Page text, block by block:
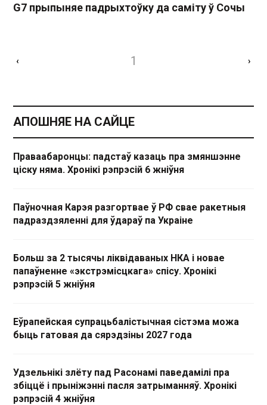
G7 прыпыняе падрыхтоўку да саміту ў Сочы
‹ 1 ›
АПОШНЯЕ НА САЙЦЕ
Праваабаронцы: падстаў казаць пра змяншэнне
ціску няма. Хронікі рэпрэсій 6 жніўня
Паўночная Карэя разгортвае ў РФ свае ракетныя
падраздзяленні для ўдараў па Украіне
Больш за 2 тысячы ліквідаваных НКА і новае
папаўненне «экстрэмісцкага» спісу. Хронікі
рэпрэсій 5 жніўня
Еўрапейская супрацьбалістычная сістэма можа
быць гатовая да сярэдзіны 2027 года
Удзельнікі злёту пад Расонамі паведамілі пра
збіццё і прыніжэнні пасля затрыманняў. Хронікі
рэпрэсій 4 жніўня